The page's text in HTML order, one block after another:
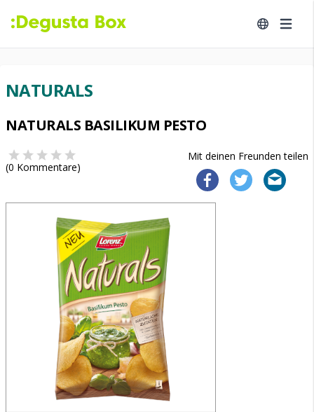
NATURALS
NATURALS BASILIKUM PESTO
Mit deinen Freunden teilen
(0 Kommentare)